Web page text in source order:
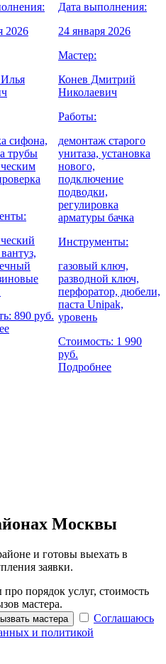
2026
сифона,
трубы
890 руб.
Дата выполнения:
24 января 2026
Мастер:
Конев Дмитрий
Николаевич
Работы:
демонтаж старого
унитаза, установка
нового,
подключение
подводки,
регулировка
арматуры бачка
Инструменты:
газовый ключ,
разводной ключ,
перфоратор, дюбели,
паста Unipak,
уровень
Стоимость: 1 990
руб.
Подробнее
Москвы
и готовы выехать в
заявки.
порядок услуг, стоимость
мастера.
мастера
Соглашаюсь
и политикой